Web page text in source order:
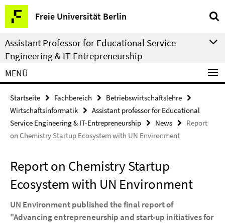
Springe
direkt
zu
Inhalt
Freie Universität Berlin
Service-
Navigation
Assistant Professor for Educational Service
Engineering & IT-Entrepreneurship
MENÜ
Startseite Fachbereich
Betriebswirtschaftslehre
Wirtschaftsinformatik
Assistant professor for Educational
Service Engineering & IT-Entrepreneurship
News
Report
on Chemistry Startup Ecosystem with UN Environment
Report on Chemistry Startup
Ecosystem with UN Environment
UN Environment published the final report of
"Advancing entrepreneurship and start-up initiatives for